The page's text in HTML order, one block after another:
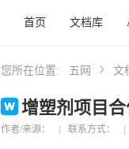
首页 文档库
您所在位置: 五网 文
增塑剂项目
作者/来源： 联系方式：